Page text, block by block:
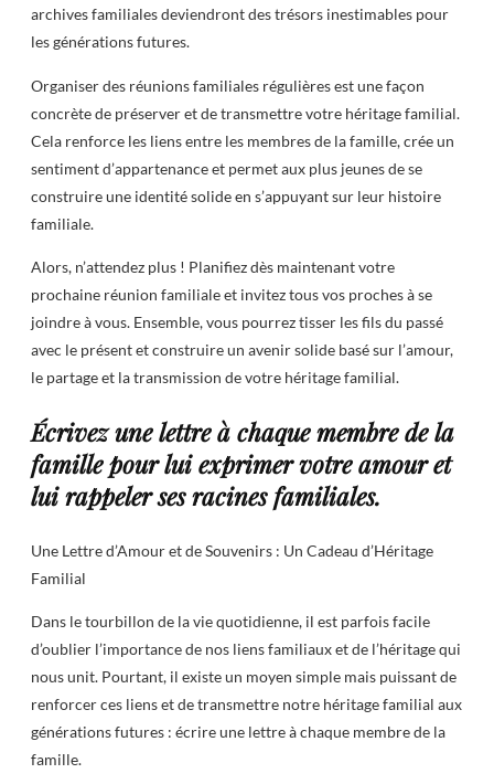
archives familiales deviendront des trésors inestimables pour
les générations futures.
Organiser des réunions familiales régulières est une façon
concrète de préserver et de transmettre votre héritage familial.
Cela renforce les liens entre les membres de la famille, crée un
sentiment d’appartenance et permet aux plus jeunes de se
construire une identité solide en s’appuyant sur leur histoire
familiale.
Alors, n’attendez plus ! Planifiez dès maintenant votre
prochaine réunion familiale et invitez tous vos proches à se
joindre à vous. Ensemble, vous pourrez tisser les fils du passé
avec le présent et construire un avenir solide basé sur l’amour,
le partage et la transmission de votre héritage familial.
Écrivez une lettre à chaque membre de la
famille pour lui exprimer votre amour et
lui rappeler ses racines familiales.
Une Lettre d’Amour et de Souvenirs : Un Cadeau d’Héritage
Familial
Dans le tourbillon de la vie quotidienne, il est parfois facile
d’oublier l’importance de nos liens familiaux et de l’héritage qui
nous unit. Pourtant, il existe un moyen simple mais puissant de
renforcer ces liens et de transmettre notre héritage familial aux
générations futures : écrire une lettre à chaque membre de la
famille.